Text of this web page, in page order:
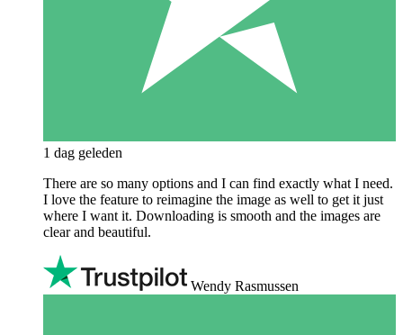
1 dag geleden
There are so many options and I can find exactly what I need.
I love the feature to reimagine the image as well to get it just
where I want it. Downloading is smooth and the images are
clear and beautiful.
Wendy Rasmussen